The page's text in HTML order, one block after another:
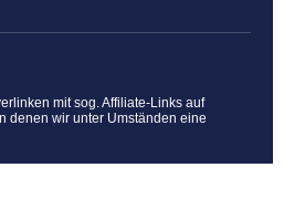
mit sog. Affiliate-Links auf
denen wir unter Umständen eine